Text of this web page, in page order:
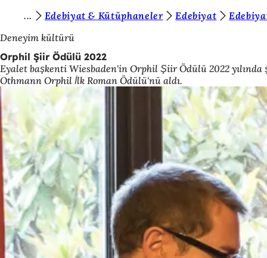
İçeriğe atla
u
r
a
d
a
s
ı
n
ı
z
:
Edebiyat & Kütüphaneler Edebiyat
Deneyim kültürü
Orphil Şiir Ödülü 2022
Eyalet başkenti Wiesbaden'in Orphil Şiir Ödülü 2022
Othmann Orphil İlk Roman Ödülü'nü aldı.